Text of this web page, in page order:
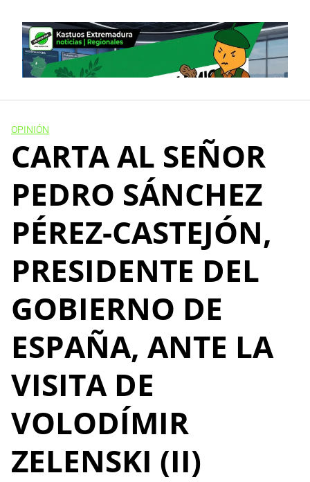
content
OPINIÓN
CARTA AL SEÑOR
PEDRO SÁNCHEZ
PÉREZ-CASTEJÓN,
PRESIDENTE DEL
GOBIERNO DE
ESPAÑA, ANTE LA
VISITA DE
VOLODÍMIR
ZELENSKI (II)